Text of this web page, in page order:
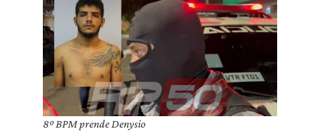
8º BPM prende Denysio